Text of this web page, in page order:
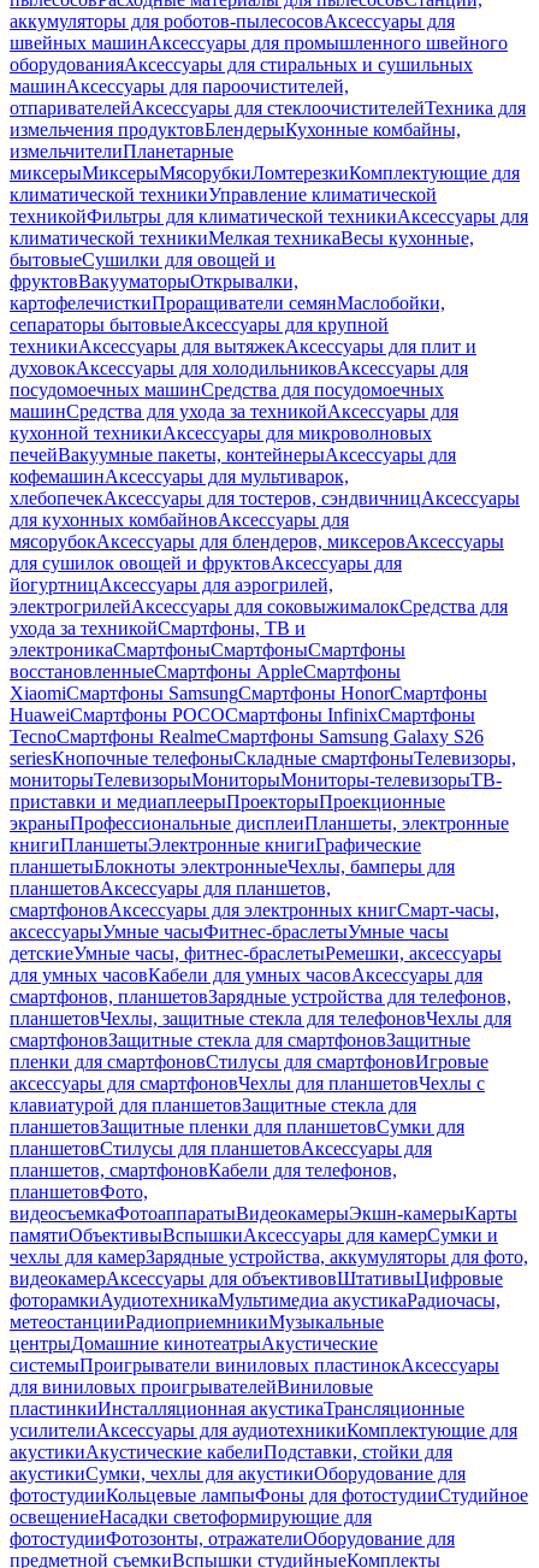
аккумуляторы для роботов-пылесосовАксессуары для
швейных машинАксессуары для промышленного швейного
оборудованияАксессуары для стиральных и сушильных
машинАксессуары для пароочистителей,
отпаривателейАксессуары для стеклоочистителейТехника для
измельчения продуктовБлендерыКухонные комбайны,
измельчителиПланетарные
миксерыМиксерыМясорубкиЛомтерезкиКомплектующие для
климатической техникиУправление климатической
техникойФильтры для климатической техникиАксессуары для
климатической техникиМелкая техникаВесы кухонные,
бытовыеСушилки для овощей и
фруктовВакууматорыОткрывалки,
картофелечисткиПроращиватели семянМаслобойки,
сепараторы бытовыеАксессуары для крупной
техникиАксессуары для вытяжекАксессуары для плит и
духовокАксессуары для холодильниковАксессуары для
посудомоечных машинСредства для посудомоечных
машинСредства для ухода за техникойАксессуары для
кухонной техникиАксессуары для микроволновых
печейВакуумные пакеты, контейнерыАксессуары для
кофемашинАксессуары для мультиварок,
хлебопечекАксессуары для тостеров, сэндвичницАксессуары
для кухонных комбайновАксессуары для
мясорубокАксессуары для блендеров, миксеровАксессуары
для сушилок овощей и фруктовАксессуары для
йогуртницАксессуары для аэрогрилей,
электрогрилейАксессуары для соковыжималокСредства для
ухода за техникойСмартфоны, ТВ и
электроникаСмартфоныСмартфоныСмартфоны
восстановленныеСмартфоны AppleСмартфоны
XiaomiСмартфоны SamsungСмартфоны HonorСмартфоны
HuaweiСмартфоны POCOСмартфоны InfinixСмартфоны
TecnoСмартфоны RealmeСмартфоны Samsung Galaxy S26
seriesКнопочные телефоныСкладные смартфоныТелевизоры,
мониторыТелевизорыМониторыМониторы-телевизорыТВ-
приставки и медиаплеерыПроекторыПроекционные
экраныПрофессиональные дисплеиПланшеты, электронные
книгиПланшетыЭлектронные книгиГрафические
планшетыБлокноты электронныеЧехлы, бамперы для
планшетовАксессуары для планшетов,
смартфоновАксессуары для электронных книгСмарт-часы,
аксессуарыУмные часыФитнес-браслетыУмные часы
детскиеУмные часы, фитнес-браслетыРемешки, аксессуары
для умных часовКабели для умных часовАксессуары для
смартфонов, планшетовЗарядные устройства для телефонов,
планшетовЧехлы, защитные стекла для телефоновЧехлы для
смартфоновЗащитные стекла для смартфоновЗащитные
пленки для смартфоновСтилусы для смартфоновИгровые
аксессуары для смартфоновЧехлы для планшетовЧехлы с
клавиатурой для планшетовЗащитные стекла для
планшетовЗащитные пленки для планшетовСумки для
планшетовСтилусы для планшетовАксессуары для
планшетов, смартфоновКабели для телефонов,
планшетовФото,
видеосъемкаФотоаппаратыВидеокамерыЭкшн-камерыКарты
памятиОбъективыВспышкиАксессуары для камерСумки и
чехлы для камерЗарядные устройства, аккумуляторы для фото,
видеокамерАксессуары для объективовШтативыЦифровые
фоторамкиАудиотехникаМультимедиа акустикаРадиочасы,
метеостанцииРадиоприемникиМузыкальные
центрыДомашние кинотеатрыАкустические
системыПроигрыватели виниловых пластинокАксессуары
для виниловых проигрывателейВиниловые
пластинкиИнсталляционная акустикаТрансляционные
усилителиАксессуары для аудиотехникиКомплектующие для
акустикиАкустические кабелиПодставки, стойки для
акустикиСумки, чехлы для акустикиОборудование для
фотостудииКольцевые лампыФоны для фотостудииСтудийное
освещениеНасадки светоформирующие для
фотостудииФотозонты, отражателиОборудование для
предметной съемкиВспышки студийныеКомплекты